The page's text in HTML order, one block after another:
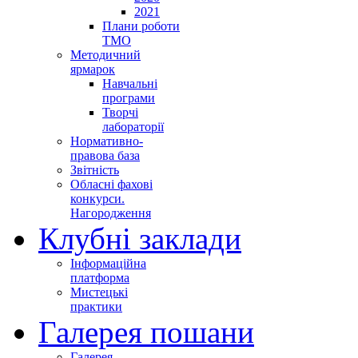
2021
Плани роботи
ТМО
Методичний
ярмарок
Навчальні
програми
Творчі
лабораторії
Нормативно-
правова база
Звітність
Обласні фахові
конкурси.
Нагородження
Клубні заклади
Інформаційна
платформа
Мистецькі
практики
Галерея пошани